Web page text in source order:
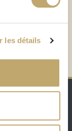
les détails
products!